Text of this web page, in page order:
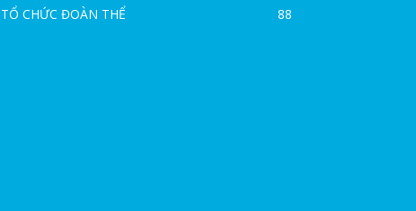
TỔ CHỨC ĐOÀN THỂ
88